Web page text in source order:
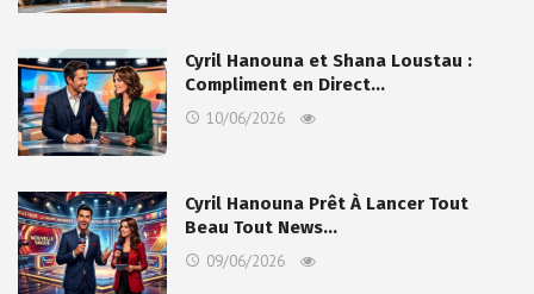
Cyril Hanouna et Shana Loustau :
Compliment en Direct…
10/06/2026
Cyril Hanouna Prêt À Lancer Tout
Beau Tout News…
09/06/2026